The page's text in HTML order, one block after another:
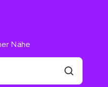
Nähe
Filiale